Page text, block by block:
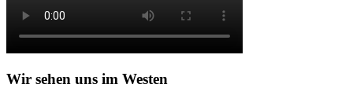
Wir sehen uns im Westen